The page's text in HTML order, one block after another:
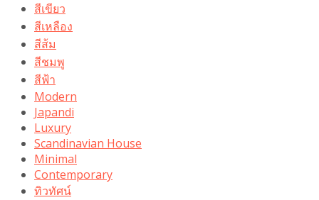
สีเขียว
สีเหลือง
สีส้ม
สีชมพู
สีฟ้า
Modern
Japandi
Luxury
Scandinavian House
Minimal
Contemporary
ทิวทัศน์